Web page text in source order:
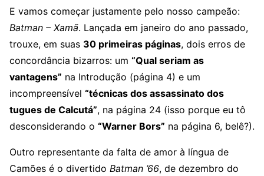
E vamos começar justamente pelo nosso campeão:
Batman – Xamã. Lançada em janeiro do ano passado,
trouxe, em suas 30 primeiras páginas, dois erros de
concordância bizarros: um “Qual seriam as
vantagens” na Introdução (página 4) e um
incompreensível “técnicas dos assassinato dos
tugues de Calcutá”, na página 24 (isso porque eu tô
desconsiderando o “Warner Bors” na página 6, belê?).
Outro representante da falta de amor à língua de
Camões é o divertido Batman ’66, de dezembro do